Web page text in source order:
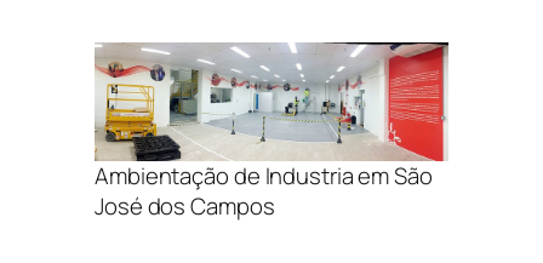
Ambientação de Industria em São
José dos Campos